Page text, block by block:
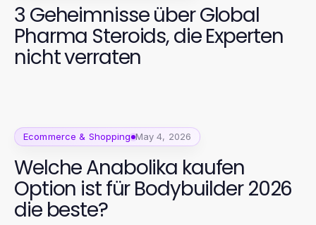
3 Geheimnisse über Global
Pharma Steroids, die Experten
nicht verraten
Ecommerce & Shopping May 4, 2026
Welche Anabolika kaufen
Option ist für Bodybuilder 2026
die beste?